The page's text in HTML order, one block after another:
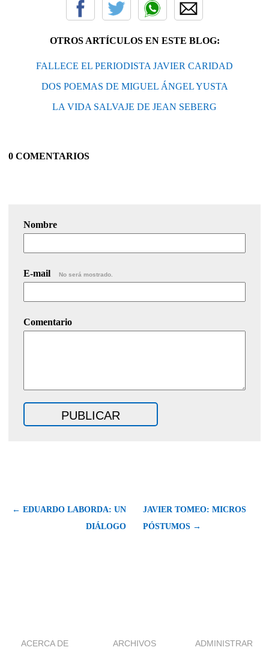
OTROS ARTÍCULOS EN ESTE BLOG:
FALLECE EL PERIODISTA JAVIER CARIDAD
DOS POEMAS DE MIGUEL ÁNGEL YUSTA
LA VIDA SALVAJE DE JEAN SEBERG
0 COMENTARIOS
Nombre
E-mail No será mostrado.
Comentario
← EDUARDO LABORDA: UN
DIÁLOGO
JAVIER TOMEO: MICROS
PÓSTUMOS →
ACERCA DE ARCHIVOS ADMINISTRAR